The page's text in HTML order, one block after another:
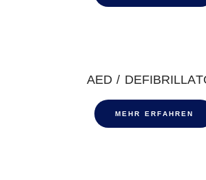
AED /
MEHR ERFAHREN